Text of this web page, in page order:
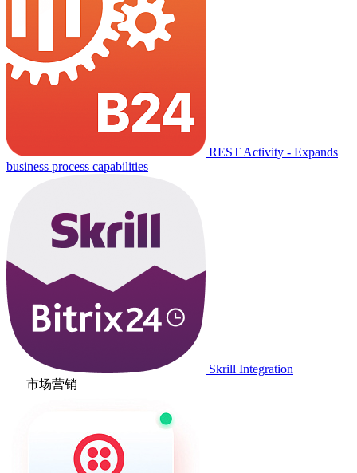
REST Activity - Expands
business process capabilities
Skrill Integration
市场营销